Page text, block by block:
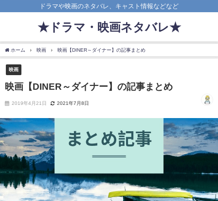
ドラマや映画のネタバレ、キャスト情報などなど
★ドラマ・映画ネタバレ★
ホーム 映画 映画【DINER～ダイナー】の記事まとめ
映画
映画【DINER～ダイナー】の記事まとめ
2019年4月21日 2021年7月8日